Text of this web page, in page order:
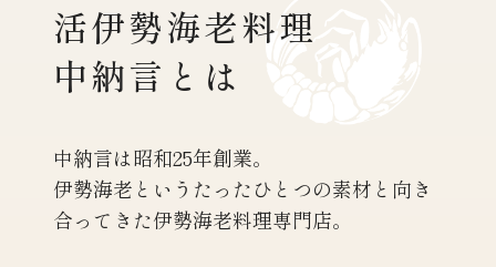
活伊勢海老料理
中納言とは
中納言は昭和25年創業。
伊勢海老というたったひとつの素材と向き
合ってきた伊勢海老料理専門店。